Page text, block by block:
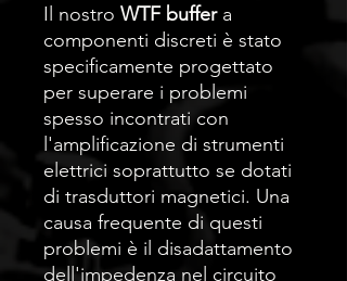
Il nostro WTF buffera
componenti discreti è stato
specificamente progettato
per superare i problemi
spesso incontrati con
l'amplificazione di strumenti
elettrici soprattutto se dotati
di trasduttori magnetici. Una
causa frequente di questi
problemi è il disadattamento
dell'impedenza nel circuito